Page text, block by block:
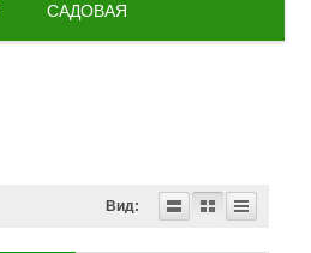
САДОВАЯ
Вид: